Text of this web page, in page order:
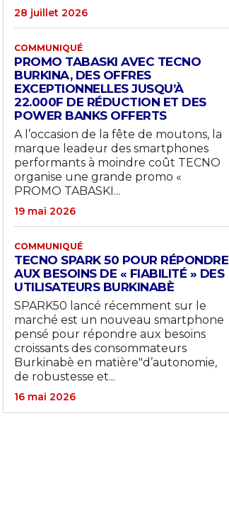
28 juillet 2026
COMMUNIQUÉ
PROMO TABASKI AVEC TECNO
BURKINA, DES OFFRES
EXCEPTIONNELLES JUSQU’À
22.000F DE RÉDUCTION ET DES
POWER BANKS OFFERTS
A l’occasion de la fête de moutons, la
marque leadeur des smartphones
performants à moindre coût TECNO
organise une grande promo «
PROMO TABASKI...
19 mai 2026
COMMUNIQUÉ
TECNO SPARK 50 POUR RÉPONDRE
AUX BESOINS DE « FIABILITÉ » DES
UTILISATEURS BURKINABÈ
SPARK50 lancé récemment sur le
marché est un nouveau smartphone
pensé pour répondre aux besoins
croissants des consommateurs
Burkinabè en matière"d’autonomie,
de robustesse et...
16 mai 2026